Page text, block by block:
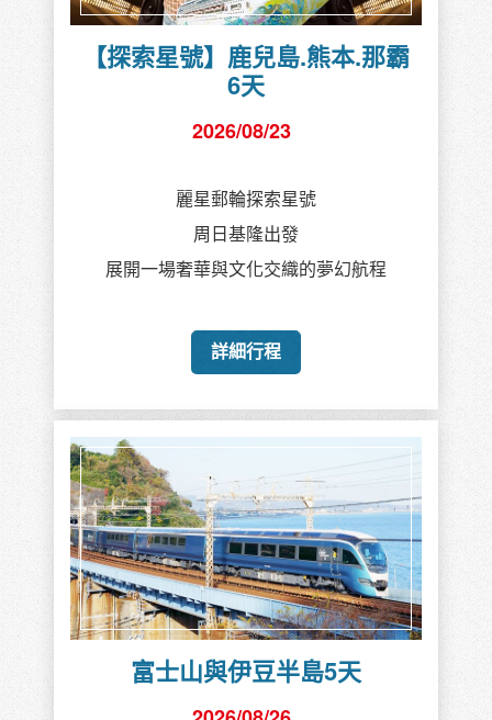
【探索星號】鹿兒島.熊本.那霸
6天
2026/08/23
麗星郵輪探索星號
周日基隆出發
展開一場奢華與文化交織的夢幻航程
詳細行程
富士山與伊豆半島5天